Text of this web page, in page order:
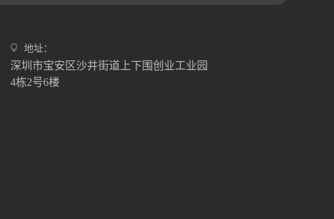
地址：
深圳市宝安区沙井街道上下围创业工业园
4栋2号6楼